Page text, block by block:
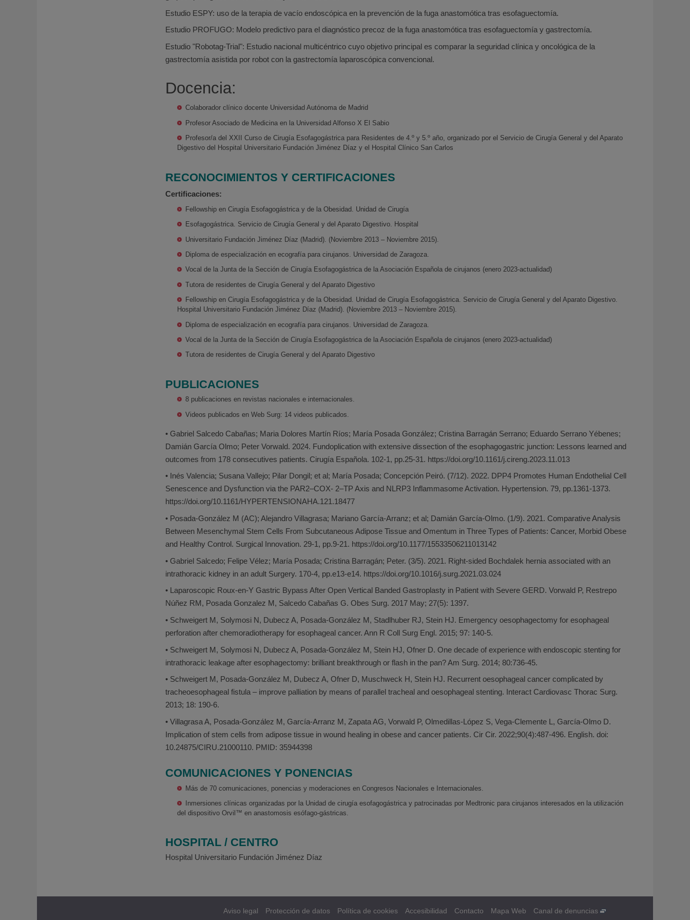
Estudio ESPY: uso de la terapia de vacío endoscópica en la prevención de la fuga anastomótica tras esofaguectomía.
Estudio PROFUGO: Modelo predictivo para el diagnóstico precoz de la fuga anastomótica tras esofaguectomía y gastrectomía.
Estudio "Robotag-Trial": Estudio nacional multicéntrico cuyo objetivo principal es comparar la seguridad clínica y oncológica de la
gastrectomía asistida por robot con la gastrectomía laparoscópica convencional.
Docencia:
Colaborador clínico docente Universidad Autónoma de Madrid
Profesor Asociado de Medicina en la Universidad Alfonso X El Sabio
Profesor/a del XXII Curso de Cirugía Esofagogástrica para Residentes de 4.º y 5.º año, organizado por el Servicio de Cirugía General y del Aparato
Digestivo del Hospital Universitario Fundación Jiménez Díaz y el Hospital Clínico San Carlos
RECONOCIMIENTOS Y CERTIFICACIONES
Certificaciones:
Fellowship en Cirugía Esofagogástrica y de la Obesidad. Unidad de Cirugía
Esofagogástrica. Servicio de Cirugía General y del Aparato Digestivo. Hospital
Universitario Fundación Jiménez Díaz (Madrid). (Noviembre 2013 – Noviembre 2015).
Diploma de especialización en ecografía para cirujanos. Universidad de Zaragoza.
Vocal de la Junta de la Sección de Cirugía Esofagogástrica de la Asociación Española de cirujanos (enero 2023-actualidad)
Tutora de residentes de Cirugía General y del Aparato Digestivo
Fellowship en Cirugía Esofagogástrica y de la Obesidad. Unidad de Cirugía Esofagogástrica. Servicio de Cirugía General y del Aparato Digestivo.
Hospital Universitario Fundación Jiménez Díaz (Madrid). (Noviembre 2013 – Noviembre 2015).
Diploma de especialización en ecografía para cirujanos. Universidad de Zaragoza.
Vocal de la Junta de la Sección de Cirugía Esofagogástrica de la Asociación Española de cirujanos (enero 2023-actualidad)
Tutora de residentes de Cirugía General y del Aparato Digestivo
PUBLICACIONES
8 publicaciones en revistas nacionales e internacionales.
Videos publicados en Web Surg: 14 videos publicados.
• Gabriel Salcedo Cabañas; Maria Dolores Martín Ríos; María Posada González; Cristina Barragán Serrano; Eduardo Serrano Yébenes;
Damián García Olmo; Peter Vorwald. 2024. Fundoplication with extensive dissection of the esophagogastric junction: Lessons learned and
outcomes from 178 consecutives patients. Cirugía Española. 102-1, pp.25-31. https://doi.org/10.1161/j.cireng.2023.11.013
• Inés Valencia; Susana Vallejo; Pilar Dongil; et al; María Posada; Concepción Peiró. (7/12). 2022. DPP4 Promotes Human Endothelial Cell
Senescence and Dysfunction via the PAR2–COX- 2–TP Axis and NLRP3 Inflammasome Activation. Hypertension. 79, pp.1361-1373.
https://doi.org/10.1161/HYPERTENSIONAHA.121.18477
• Posada-González M (AC); Alejandro Villagrasa; Mariano García-Arranz; et al; Damián García-Olmo. (1/9). 2021. Comparative Analysis
Between Mesenchymal Stem Cells From Subcutaneous Adipose Tissue and Omentum in Three Types of Patients: Cancer, Morbid Obese
and Healthy Control. Surgical Innovation. 29-1, pp.9-21. https://doi.org/10.1177/15533506211013142
• Gabriel Salcedo; Felipe Vélez; María Posada; Cristina Barragán; Peter. (3/5). 2021. Right-sided Bochdalek hernia associated with an
intrathoracic kidney in an adult Surgery. 170-4, pp.e13-e14. https://doi.org/10.1016/j.surg.2021.03.024
• Laparoscopic Roux-en-Y Gastric Bypass After Open Vertical Banded Gastroplasty in Patient with Severe GERD. Vorwald P, Restrepo
Núñez RM, Posada Gonzalez M, Salcedo Cabañas G. Obes Surg. 2017 May; 27(5): 1397.
• Schweigert M, Solymosi N, Dubecz A, Posada-González M, Stadlhuber RJ, Stein HJ. Emergency oesophagectomy for esophageal
perforation after chemoradiotherapy for esophageal cancer. Ann R Coll Surg Engl. 2015; 97: 140-5.
• Schweigert M, Solymosi N, Dubecz A, Posada-González M, Stein HJ, Ofner D. One decade of experience with endoscopic stenting for
intrathoracic leakage after esophagectomy: brilliant breakthrough or flash in the pan? Am Surg. 2014; 80:736-45.
• Schweigert M, Posada-González M, Dubecz A, Ofner D, Muschweck H, Stein HJ. Recurrent oesophageal cancer complicated by
tracheoesophageal fistula – improve palliation by means of parallel tracheal and oesophageal stenting. Interact Cardiovasc Thorac Surg.
2013; 18: 190-6.
• Villagrasa A, Posada-González M, García-Arranz M, Zapata AG, Vorwald P, Olmedillas-López S, Vega-Clemente L, García-Olmo D.
Implication of stem cells from adipose tissue in wound healing in obese and cancer patients. Cir Cir. 2022;90(4):487-496. English. doi:
10.24875/CIRU.21000110. PMID: 35944398
COMUNICACIONES Y PONENCIAS
Más de 70 comunicaciones, ponencias y moderaciones en Congresos Nacionales e Internacionales.
Inmersiones clínicas organizadas por la Unidad de cirugía esofagogástrica y patrocinadas por Medtronic para cirujanos interesados en la utilización
del dispositivo Orvil™ en anastomosis esófago-gástricas.
HOSPITAL / CENTRO
Hospital Universitario Fundación Jiménez Díaz
Aviso legal Protección de datos Política de cookies Accesibilidad Contacto Mapa Web Canal de denuncias